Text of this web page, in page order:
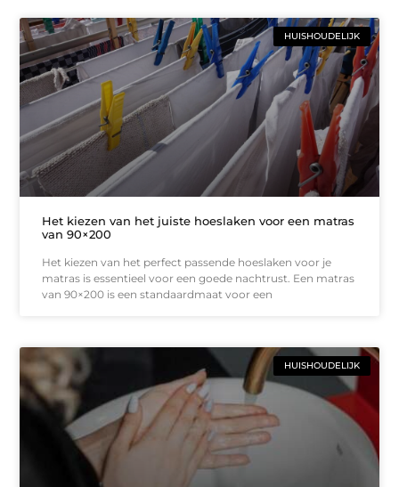
HUISHOUDELIJK
Het kiezen van het juiste hoeslaken voor een matras
van 90×200
Het kiezen van het perfect passende hoeslaken voor je
matras is essentieel voor een goede nachtrust. Een matras
van 90×200 is een standaardmaat voor een
HUISHOUDELIJK